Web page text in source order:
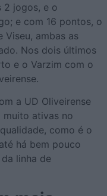
2 jogos, e o
e com 16 pontos, o
Viseu, ambas as
Nos dois últimos
e o Varzim com o
a UD Oliveirense
ativas no
como é o
há bem pouco
linha de